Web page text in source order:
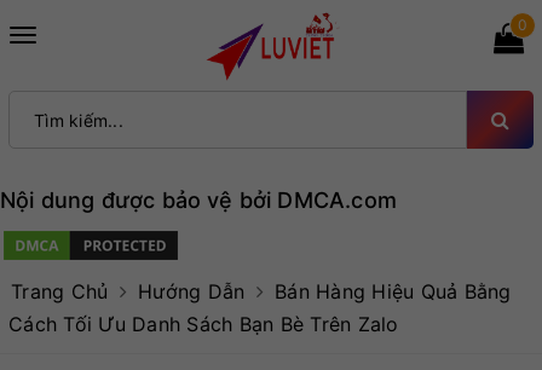
Toggle
0
Nội dung được bảo vệ bởi DMCA.com
Trang Chủ Hướng Dẫn
Bán Hàng Hiệu Quả Bằng
Cách Tối Ưu Danh Sách Bạn Bè Trên Zalo